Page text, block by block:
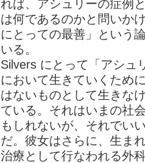
れば、アシュリーの症例
は何であるのかと問いか
にとっての最善」という
いる。
Silvers にとって「アシュ
において生きていくため
はないものとして生きな
ている。それはいまの社
もしれないが、それでい
だ。彼女はさらに、生ま
治療として行なわれる外